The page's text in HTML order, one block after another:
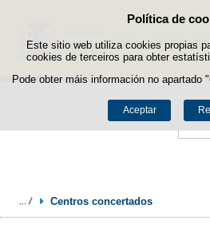
Política de
Este sitio web utiliza cookies propias
cookies de terceiros para obter
Pode obter máis información no apartado
Aceptar
Saltar
Centros concertados